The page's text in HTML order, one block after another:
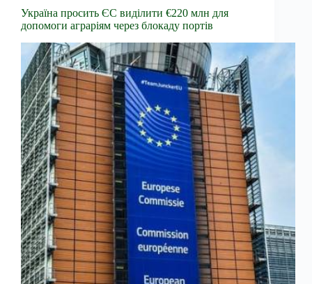
Україна просить ЄС виділити €220 млн для
допомоги аграріям через блокаду портів